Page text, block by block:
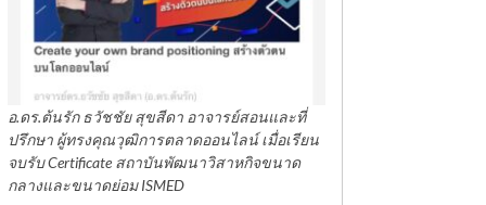
อ.ดร.ต้นรัก ธวัชชัย สุขสีดา อาจารย์สอนและที่
ปรึกษา ผู้ทรงคุณวุฒิการตลาดออนไลน์ เมื่อเรียน
จบรับ Certificate สถาบันพัฒนาวิสาหกิจขนาด
กลางและขนาดย่อม ISMED